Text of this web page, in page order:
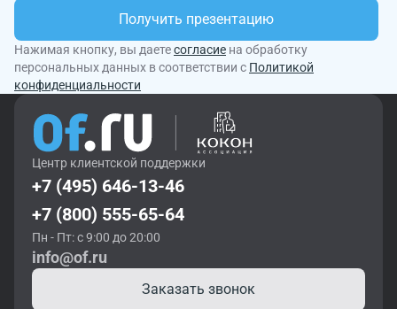
Получить презентацию
Нажимая кнопку, вы даетесогласие на обработку
персональных данных в соответствии с Политикой
конфиденциальности
Центр клиентской поддержки
+7 (495) 646-13-46
+7 (800) 555-65-64
Пн - Пт: с 9:00 до 20:00
info@of.ru
Заказать звонок